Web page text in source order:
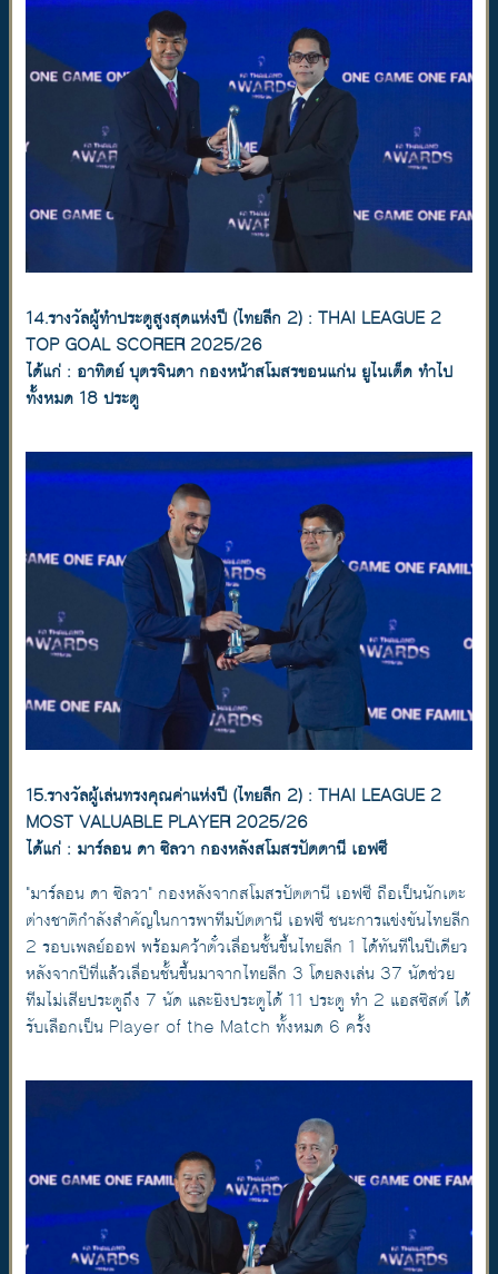
14.รางวัลผู้ทำประตูสูงสุดแห่งปี (ไทยลีก 2) : THAI LEAGUE 2
TOP GOAL SCORER 2025/26
ได้แก่ : อาทิตย์ บุตรจินดา กองหน้าสโมสรขอนแก่น ยูไนเต็ด ทำไป
ทั้งหมด 18 ประตู
15.รางวัลผู้เล่นทรงคุณค่าแห่งปี (ไทยลีก 2) : THAI LEAGUE 2
MOST VALUABLE PLAYER 2025/26
ได้แก่ : มาร์ลอน ดา ซิลวา กองหลังสโมสรปัตตานี เอฟซี
"มาร์ลอน ดา ซิลวา" กองหลังจากสโมสรปัตตานี เอฟซี ถือเป็นนักเตะ
ต่างชาติกำลังสำคัญในการพาทีมปัตตานี เอฟซี ชนะการแข่งขันไทยลีก
2 รอบเพลย์ออฟ พร้อมคว้าตั๋วเลื่อนชั้นขึ้นไทยลีก 1 ได้ทันทีในปีเดียว
หลังจากปีที่แล้วเลื่อนชั้นขึ้นมาจากไทยลีก 3 โดยลงเล่น 37 นัดช่วย
ทีมไม่เสียประตูถึง 7 นัด และยิงประตูได้ 11 ประตู ทำ 2 แอสซิสต์ ได้
รับเลือกเป็น Player of the Match ทั้งหมด 6 ครั้ง